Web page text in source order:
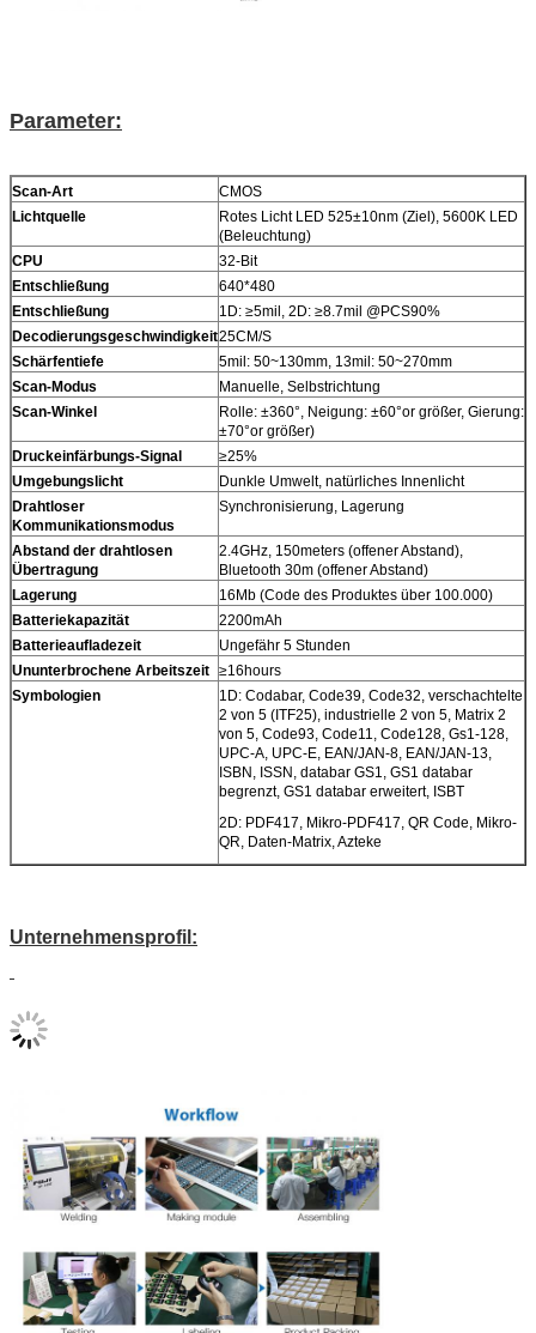
EINREICHUNGEN
Parameter:
Scan-Art
CMOS
Lichtquelle
Rotes Licht LED 525±10nm (Ziel), 5600K LED
(Beleuchtung)
CPU
32-Bit
Entschließung
640*480
Entschließung
1D: ≥5mil, 2D: ≥8.7mil @PCS90%
Decodierungsgeschwindigkeit25CM/S
Schärfentiefe
5mil: 50~130mm, 13mil: 50~270mm
Scan-Modus
Manuelle, Selbstrichtung
Scan-Winkel
Rolle: ±360°, Neigung: ±60°or größer, Gierung:
±70°or größer)
Druckeinfärbungs-Signal
≥25%
Umgebungslicht
Dunkle Umwelt, natürliches Innenlicht
Drahtloser
Kommunikationsmodus
Synchronisierung, Lagerung
Abstand der drahtlosen
Übertragung
2.4GHz, 150meters (offener Abstand),
Bluetooth 30m (offener Abstand)
Lagerung
16Mb (Code des Produktes über 100.000)
Batteriekapazität
2200mAh
Batterieaufladezeit
Ungefähr 5 Stunden
Ununterbrochene Arbeitszeit ≥16hours
Symbologien
1D: Codabar, Code39, Code32, verschachtelte
2 von 5 (ITF25), industrielle 2 von 5, Matrix 2
von 5, Code93, Code11, Code128, Gs1-128,
UPC-A, UPC-E, EAN/JAN-8, EAN/JAN-13,
ISBN, ISSN, databar GS1, GS1 databar
begrenzt, GS1 databar erweitert, ISBT
2D: PDF417, Mikro-PDF417, QR Code, Mikro-
QR, Daten-Matrix, Azteke
Unternehmensprofil: